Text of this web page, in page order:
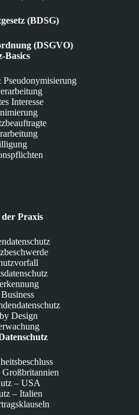
(BDSG)
(DSGVO)
Basics
Interesse
Praxis
Design
Großbritannien
– USA
– Italien